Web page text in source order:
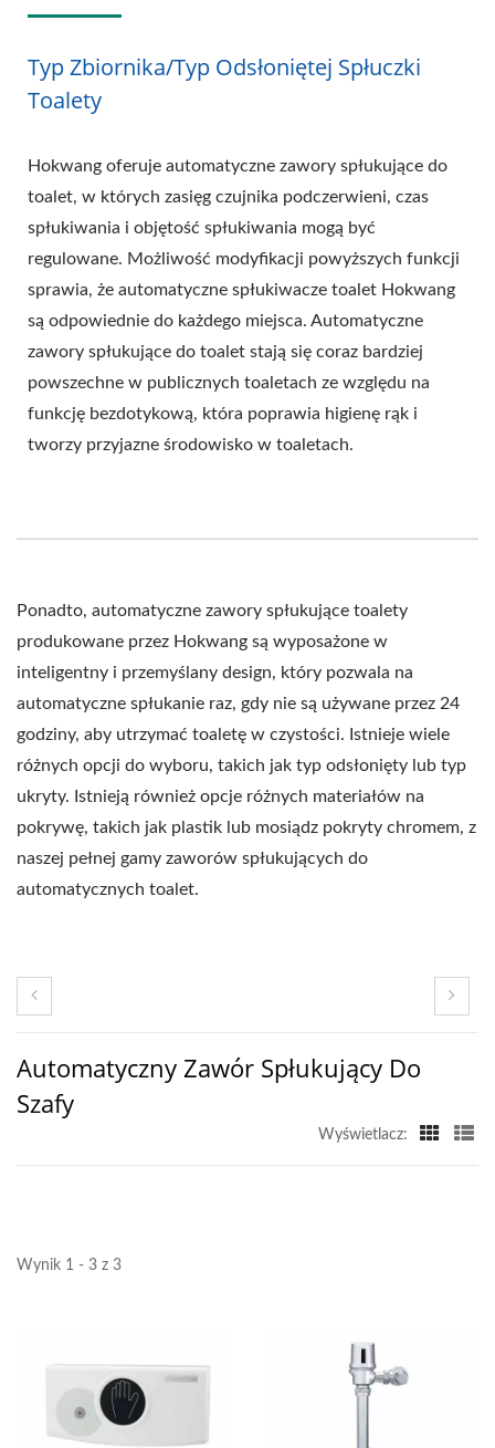
Typ Zbiornika/Typ Odsłoniętej Spłuczki
Toalety
Hokwang oferuje automatyczne zawory spłukujące do
toalet, w których zasięg czujnika podczerwieni, czas
spłukiwania i objętość spłukiwania mogą być
regulowane. Możliwość modyfikacji powyższych funkcji
sprawia, że automatyczne spłukiwacze toalet Hokwang
są odpowiednie do każdego miejsca. Automatyczne
zawory spłukujące do toalet stają się coraz bardziej
powszechne w publicznych toaletach ze względu na
funkcję bezdotykową, która poprawia higienę rąk i
tworzy przyjazne środowisko w toaletach.
Ponadto, automatyczne zawory spłukujące toalety
produkowane przez Hokwang są wyposażone w
inteligentny i przemyślany design, który pozwala na
automatyczne spłukanie raz, gdy nie są używane przez 24
godziny, aby utrzymać toaletę w czystości. Istnieje wiele
różnych opcji do wyboru, takich jak typ odsłonięty lub typ
ukryty. Istnieją również opcje różnych materiałów na
pokrywę, takich jak plastik lub mosiądz pokryty chromem, z
naszej pełnej gamy zaworów spłukujących do
automatycznych toalet.
Automatyczny Zawór Spłukujący Do
Szafy
Wyświetlacz:
Wynik 1 - 3 z 3